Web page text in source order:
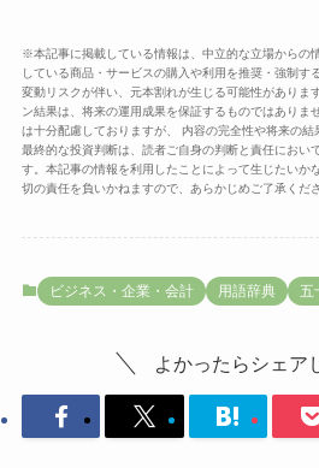
※本記事に掲載している情報は、中立的な立場からの
している商品・サービスの購入や利用を推奨・強制す
変動リスクが伴い、元本割れが生じる可能性がありま
ン結果は、将来の運用成果を保証するものではありま
は十分配慮しておりますが、 内容の完全性や将来の結
最終的な投資判断は、読者ご自身の判断と責任におい
す。本記事の情報を利用したことによって生じたいか
切の責任を負いかねますので、あらかじめご了承くださ
ビジネス・企業・会計 用語辞典 五
よかったらシェア